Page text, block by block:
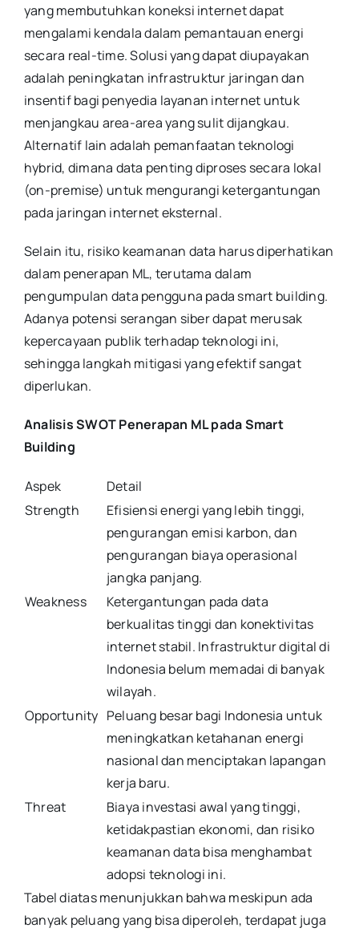
yang membutuhkan koneksi internet dapat
mengalami kendala dalam pemantauan energi
secara real-time. Solusi yang dapat diupayakan
adalah peningkatan infrastruktur jaringan dan
insentif bagi penyedia layanan internet untuk
menjangkau area-area yang sulit dijangkau.
Alternatif lain adalah pemanfaatan teknologi
hybrid, dimana data penting diproses secara lokal
(on-premise) untuk mengurangi ketergantungan
pada jaringan internet eksternal.
Selain itu, risiko keamanan data harus diperhatikan
dalam penerapan ML, terutama dalam
pengumpulan data pengguna pada smart building.
Adanya potensi serangan siber dapat merusak
kepercayaan publik terhadap teknologi ini,
sehingga langkah mitigasi yang efektif sangat
diperlukan.
Analisis SWOT Penerapan ML pada Smart
Building
Aspek
Detail
Strength
Efisiensi energi yang lebih tinggi,
pengurangan emisi karbon, dan
pengurangan biaya operasional
jangka panjang.
Weakness
Ketergantungan pada data
berkualitas tinggi dan konektivitas
internet stabil. Infrastruktur digital di
Indonesia belum memadai di banyak
wilayah.
Opportunity Peluang besar bagi Indonesia untuk
meningkatkan ketahanan energi
nasional dan menciptakan lapangan
kerja baru.
Threat
Biaya investasi awal yang tinggi,
ketidakpastian ekonomi, dan risiko
keamanan data bisa menghambat
adopsi teknologi ini.
Tabel diatas menunjukkan bahwa meskipun ada
banyak peluang yang bisa diperoleh, terdapat juga